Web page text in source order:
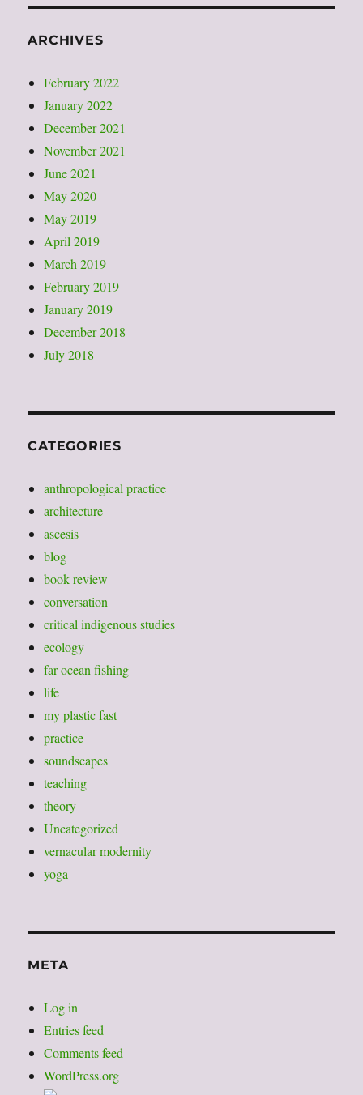
ARCHIVES
February 2022
January 2022
December 2021
November 2021
June 2021
May 2020
May 2019
April 2019
March 2019
February 2019
January 2019
December 2018
July 2018
CATEGORIES
anthropological practice
architecture
ascesis
blog
book review
conversation
critical indigenous studies
ecology
far ocean fishing
life
my plastic fast
practice
soundscapes
teaching
theory
Uncategorized
vernacular modernity
yoga
META
Log in
Entries feed
Comments feed
WordPress.org